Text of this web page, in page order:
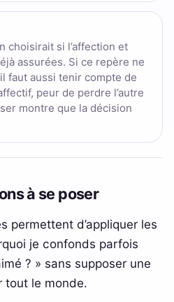
choisirait si l’affection et
assurées. Si ce repère ne
faut aussi tenir compte de
peur de perdre l’autre
montre que la décision
à se poser
permettent d’appliquer les
je confonds parfois
? » sans supposer une
tout le monde.